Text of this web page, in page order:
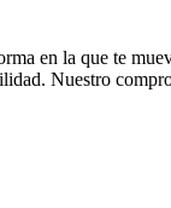
en la que te
Nuestro